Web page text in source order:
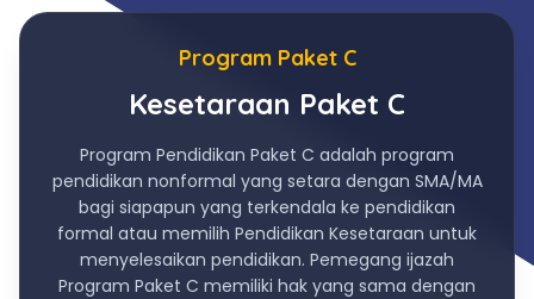
Program Paket C
Kesetaraan Paket C
Program Pendidikan Paket C adalah program
pendidikan nonformal yang setara dengan SMA/MA
bagi siapapun yang terkendala ke pendidikan
formal atau memilih Pendidikan Kesetaraan untuk
menyelesaikan pendidikan. Pemegang ijazah
Program Paket C memiliki hak yang sama dengan